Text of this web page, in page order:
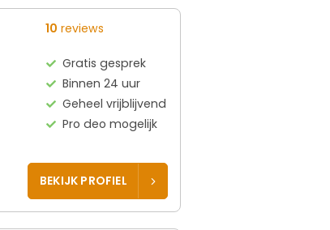
10 reviews
Gratis gesprek
Binnen 24 uur
Geheel vrijblijvend
Pro deo mogelijk
BEKIJK PROFIEL